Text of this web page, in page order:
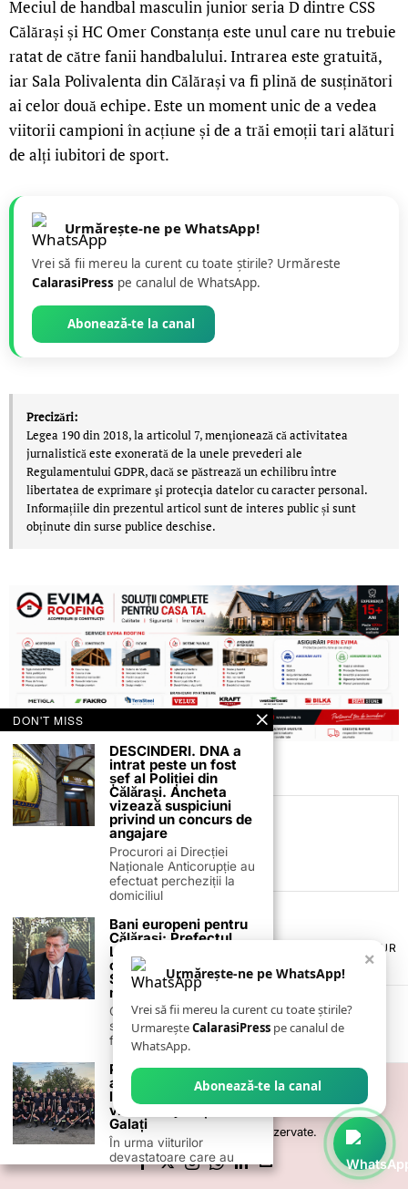
Meciul de handbal masculin junior seria D dintre CSS
Călărași și HC Omer Constanța este unul care nu trebuie
ratat de către fanii handbalului. Intrarea este gratuită,
iar Sala Polivalenta din Călărași va fi plină de susținători
ai celor două echipe. Este un moment unic de a vedea
viitorii campioni în acțiune și de a trăi emoții tari alături
de alți iubitori de sport.
Urmărește-ne pe WhatsApp!
Vrei să fii mereu la curent cu toate știrile? Urmăreste
CalarasiPress pe canalul de WhatsApp.
Abonează-te la canal
Precizări:
Legea 190 din 2018, la articolul 7, menţionează că activitatea
jurnalistică este exonerată de la unele prevederi ale
Regulamentului GDPR, dacă se păstrează un echilibru între
libertatea de exprimare şi protecţia datelor cu caracter personal.
Informațiile din prezentul articol sunt de interes public și sunt
obținute din surse publice deschise.
C.C
TERMENI ȘI CONDIȚII
POLITICA DE ANULARE & RETUR
PUBLICITATE ONLINE & TIPĂRITĂ
CONTACT
ZIARUL ANUNȚUL CĂLĂRĂȘEAN
© 2026- Toate drepturile sunt rezervate.
×
Urmărește-ne pe WhatsApp!
Vrei să fii mereu la curent cu toate știrile?
UrmareșteCalarasiPress pe canalul de
WhatsApp.
Abonează-te la canal
DON'T MISS
DESCINDERI. DNA a
intrat peste un fost
șef al Poliției din
Călărași. Ancheta
vizează suspiciuni
privind un concurs de
angajare
Procurori ai Direcției
Naționale Anticorupție au
efectuat percheziții la
domiciliul
Bani europeni pentru
Călărași: Prefectul
Laurențiu State anunță
colaborarea cu ADR
Sud-Muntenia pentru
noi finanțări
Călărașul se pregătește
să intre pe harta
finanțărilor europene, cu
Pompierii călărășeni
au intervenit în
localitățile afectate de
viituri din județul
Galați
În urma viiturilor
devastatoare care au
lovit mai multe localități